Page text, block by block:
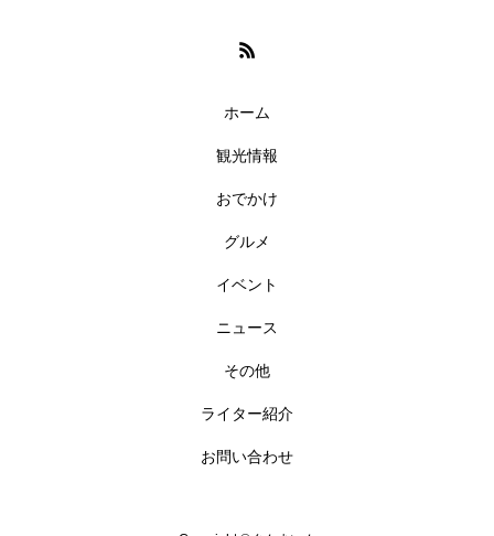
ホーム
観光情報
おでかけ
グルメ
イベント
ニュース
その他
ライター紹介
お問い合わせ